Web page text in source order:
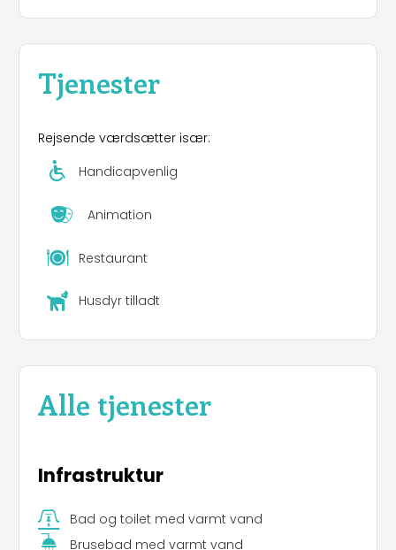
Tjenester
Rejsende værdsætter især:
Handicapvenlig
Animation
Restaurant
Husdyr tilladt
Alle tjenester
Infrastruktur
Bad og toilet med varmt vand
Brusebad med varmt vand